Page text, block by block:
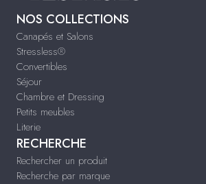
NOS COLLECTIONS
Canapés et Salons
Stressless®
Convertibles
Séjour
Chambre et Dressing
Petits meubles
Literie
RECHERCHE
Rechercher un produit
Recherche par marque